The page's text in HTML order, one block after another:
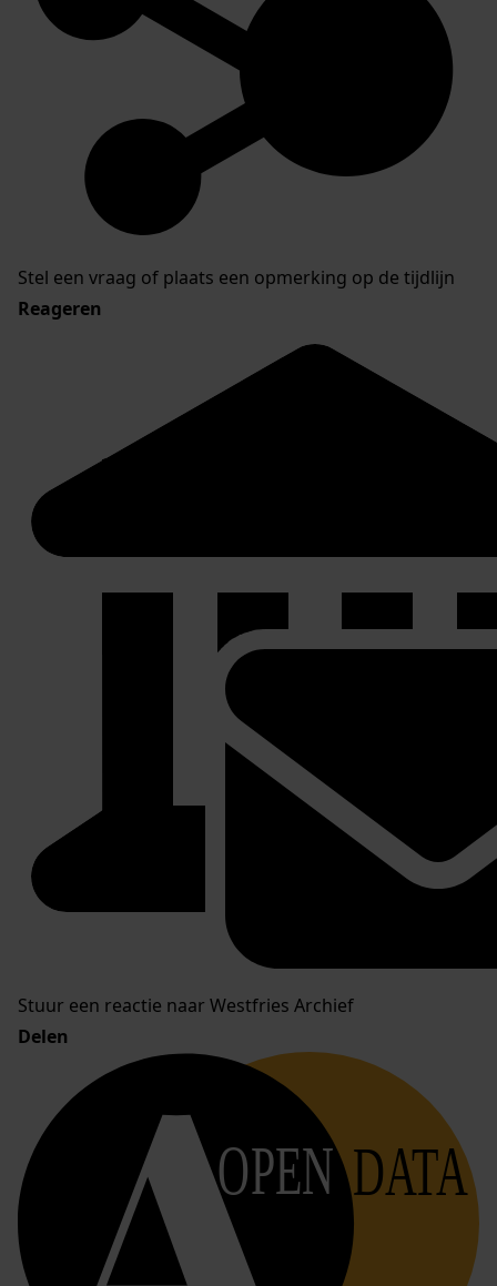
Stel een vraag of plaats een opmerking op de tijdlijn
Reageren
Stuur een reactie naar Westfries Archief
Delen
OPEN DATA